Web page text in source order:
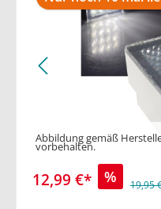
Abbildung gemäß
vorbehalten.
12,99 €* % 19,95